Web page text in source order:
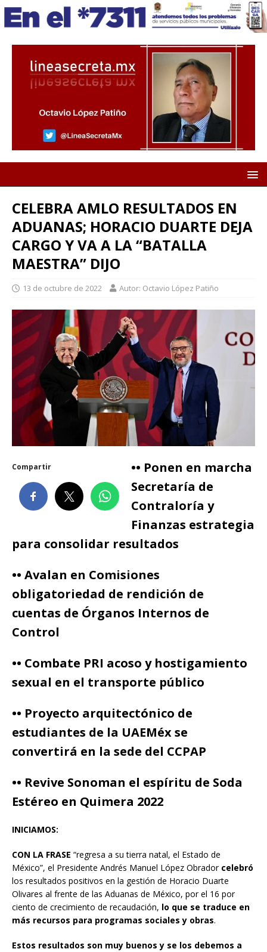
CELEBRA AMLO RESULTADOS EN
ADUANAS; HORACIO DUARTE DEJA
CARGO Y VA A LA “BATALLA
MAESTRA” DIJO
13 de octubre de 2022 Autor: Octavio López Patiño
Compartir
•• Ponen en marcha
Secretaría de
Contraloría y
Finanzas estrategia
para consolidar resultados
•• Avalan en Comisiones
obligatoriedad de rendición de
cuentas de Órganos Internos de
Control
•• Combate PRI acoso y hostigamiento
sexual en el transporte público
•• Proyecto arquitectónico de
estudiantes de la UAEMéx se
convertirá en la sede del CCPAP
•• Revive Sonoman el espíritu de Soda
Estéreo en Quimera 2022
INICIAMOS:
CON LA FRASE “regresa a su tierra natal, el Estado de
México”, el Presidente Andrés Manuel López Obrador celebró
los resultados positivos en la gestión de Horacio Duarte
Olivares al frente de las Aduanas de México, por el 16 por
ciento de crecimiento de recaudación, lo que se traduce en
más recursos para programas sociales y obras.
Estos resultados son muy buenos y se los debemos a